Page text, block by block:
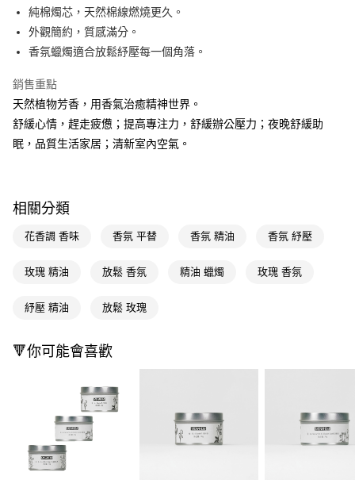
街口支付
悠遊付
Google Pay
AFTEE先享後付
相關說明
【關於「AFTEE先享後付」】
２．便利：只要手機號碼，簡訊認證，即可結帳。
３．安心：先確認商品／服務後，再付款。
【「AFTEE先享後付」結帳流程】
結帳頁面，進行簡訊認證並確認金額後，即可完成結帳。
３．收到繳費通知簡訊後14天內，點擊此簡訊中的連結，可透過四大超商／
ATM／網路銀行／等多元方式進行付款，方視為交易完成。
購買商品的店家。未經商家同意取消之訂單仍視為有效，需透過AFTEE先享
後付繳納相關費用。
※ 交易是否成功請以「AFTEE先享後付 」之結帳頁面顯示為準，若有關於
是否繳費成功／繳費後需取消欲退款等相關疑問，請聯繫「AFTEE先享後付
客戶支援中心」https://netprotections.freshdesk.com/support/home
【注意事項】
１．透過由恩沛科技股份有限公司提供之「AFTEE先享後付」服務完成之交
易，需依本服務之必要範圍內提供個人資料，並將交易相關給付款項請求債
權轉讓予恩沛科技股份有限公司。
每筆NT$100，滿NT$590(含以上)免運費
宅配(離島廠商直送🚚)
純棉燭芯，天然棉線燃燒更久。
外觀簡約，質感滿分。
香氛蠟燭適合放鬆紓壓每一個角落。
銷售重點
天然植物芳香，用香氣治癒精神世界。
舒緩心情，趕走疲憊；提高專注力，舒緩辦公壓力；夜晚舒緩助
眠，品質生活家居；清新室內空氣。
相關分類
花香調 香味 香氛 平替 香氛 精油 香氛 紓壓
玫瑰 精油 放鬆 香氛 精油 蠟燭 玫瑰 香氛
紓壓 精油 放鬆 玫瑰
🔻你可能會喜歡